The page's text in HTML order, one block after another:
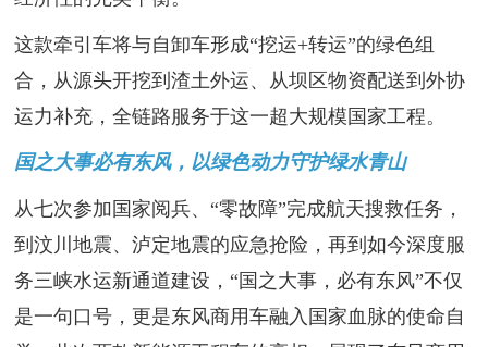
这款牵引车将与自卸车形成“挖运+转运”的绿色组
合，从源头开挖到渣土外运、从坝区物资配送到外协
运力补充，全链路服务于这一超大规模国家工程。
国之大事必有东风，以绿色动力守护绿水青山
从七次参加国家阅兵、“零故障”完成航天搜救任务，
到汶川地震、泸定地震的应急抢险，再到如今深度服
务三峡水运新通道建设，“国之大事，必有东风”不仅
是一句口号，更是东风商用车融入国家血脉的使命自